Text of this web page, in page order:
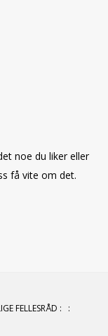
noe du liker eller
få vite om det.
FELLESRÅD : :